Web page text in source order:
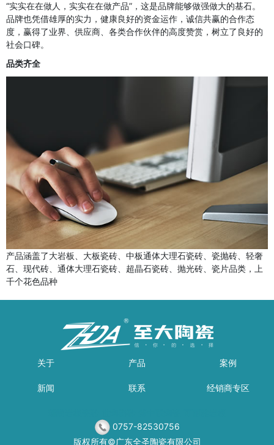
“实实在在做人，实实在在做产品”，这是品牌能够做强做大的基石。
品牌也凭借雄厚的实力，健康良好的资金运作，诚信共赢的合作态
度，赢得了业界、供应商、各类合作伙伴的高度赞赏，树立了良好的
社会口碑。
品类齐全
产品涵盖了大岩板、大板瓷砖、中板通体大理石瓷砖、瓷抛砖、轻奢
石、现代砖、通体大理石瓷砖、超晶石瓷砖、抛光砖、瓷片品类，上
千个花色品种
关于 产品 案例
新闻 联系 经销商专区
0757-82530756
版权所有©广东全圣陶瓷有限公司